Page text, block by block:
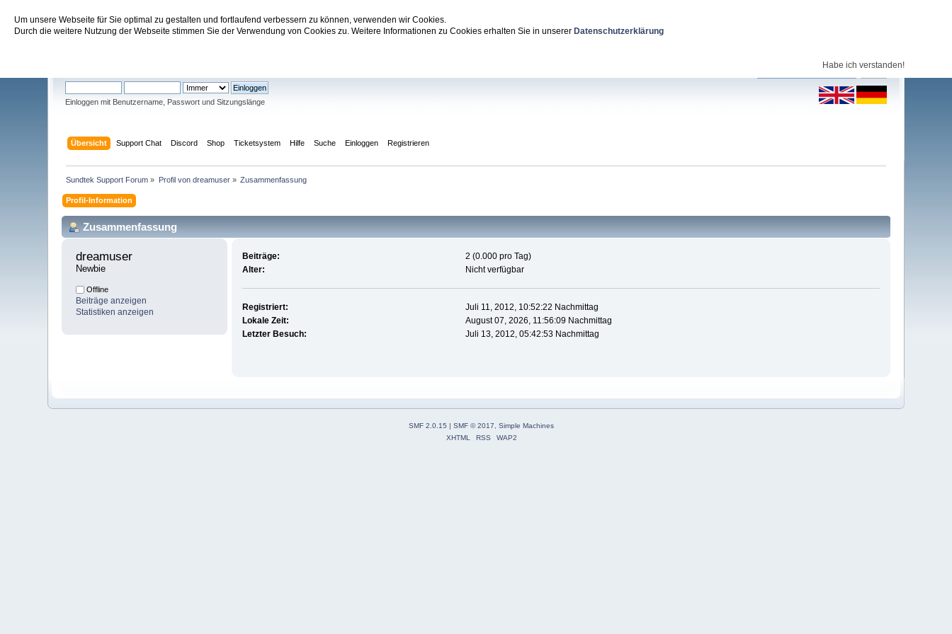
Um unsere Webseite für Sie optimal zu gestalten und fortlaufend verbessern zu können, verwenden wir Cookies.
Durch die weitere Nutzung der Webseite stimmen Sie der Verwendung von Cookies zu. Weitere Informationen zu Cookies erhalten Sie in unserer Datenschutzerklärung
Habe ich verstanden!
Sundtek Support Forum
Einloggen mit Benutzername, Passwort und Sitzungslänge
Übersicht Support Chat Discord Shop Ticketsystem Hilfe Suche Einloggen Registrieren
Sundtek Support Forum » Profil von dreamuser» Zusammenfassung
Profil-Information
Zusammenfassung
dreamuser
Newbie
Offline
Beiträge anzeigen
Statistiken anzeigen
Beiträge:
2 (0.000 pro Tag)
Alter:
Nicht verfügbar
Registriert:
Juli 11, 2012, 10:52:22 Nachmittag
Lokale Zeit:
August 07, 2026, 11:56:09 Nachmittag
Letzter Besuch:
Juli 13, 2012, 05:42:53 Nachmittag
SMF 2.0.15 | SMF © 2017, Simple Machines
XHTML
RSS WAP2